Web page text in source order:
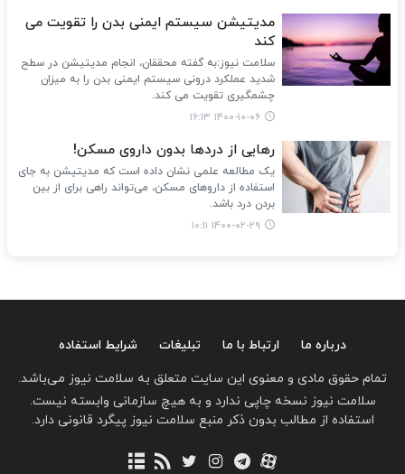
مدیتیشن سیستم ایمنی بدن را تقویت می
کند
سلامت نیوز:به گفته محققان، انجام مدیتیشن در سطح
شدید عملکرد درونی سیستم ایمنی بدن را به میزان
چشمگیری تقویت می کند.
۱۴۰۰-۱۰-۰۶ ۱۶:۱۳
رهایی از درد‌ها بدون داروی مسکن!
یک مطالعه علمی نشان داده است که مدیتیشن به جای
استفاده از دارو‌های مسکن، می‌تواند راهی برای از بین
بردن درد باشد.
۱۴۰۰-۰۲-۲۹ ۱۰:۱۱
درباره ما ارتباط با ما تبلیغات
شرایط استفاده
تمام حقوق مادی و معنوی این سایت متعلق به سلامت نیوز می‌باشد.
سلامت نیوز نسخه چاپی ندارد و به هیچ سازمانی وابسته نیست.
استفاده از مطالب بدون ذکر منبع سلامت نیوز پیگرد قانونی دارد.